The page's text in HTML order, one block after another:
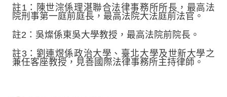
註1：陳世淙係理湛聯合法律事務所所長，最高法
院刑事第一庭前庭長，最高法院大法庭前法官。
註2：吳燦係東吳大學教授，最高法院前院長。
註3：劉連煜係政治大學、臺北大學及世新大學之
兼任客座教授，見善國際法律事務所主持律師。